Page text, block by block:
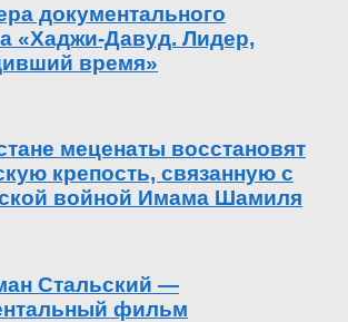
документального
«Хаджи-Давуд. Лидер,
время»
меценаты восстановят
крепость, связанную с
войной Имама Шамиля
Стальский —
фильм